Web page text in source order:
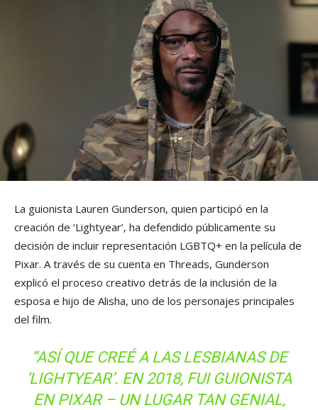
La guionista Lauren Gunderson, quien participó en la
creación de ‘Lightyear’, ha defendido públicamente su
decisión de incluir representación LGBTQ+ en la película de
Pixar. A través de su cuenta en Threads, Gunderson
explicó el proceso creativo detrás de la inclusión de la
esposa e hijo de Alisha, uno de los personajes principales
del film.
“ASÍ QUE CREÉ A LAS LESBIANAS DE
‘LIGHTYEAR’. EN 2018, FUI GUIONISTA
EN PIXAR – UN LUGAR TAN GENIAL,